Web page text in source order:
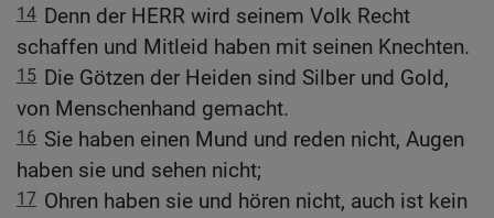
14 Denn der HERR wird seinem Volk Recht
schaffen und Mitleid haben mit seinen Knechten.
15 Die Götzen der Heiden sind Silber und Gold,
von Menschenhand gemacht.
16 Sie haben einen Mund und reden nicht, Augen
haben sie und sehen nicht;
17 Ohren haben sie und hören nicht, auch ist kein